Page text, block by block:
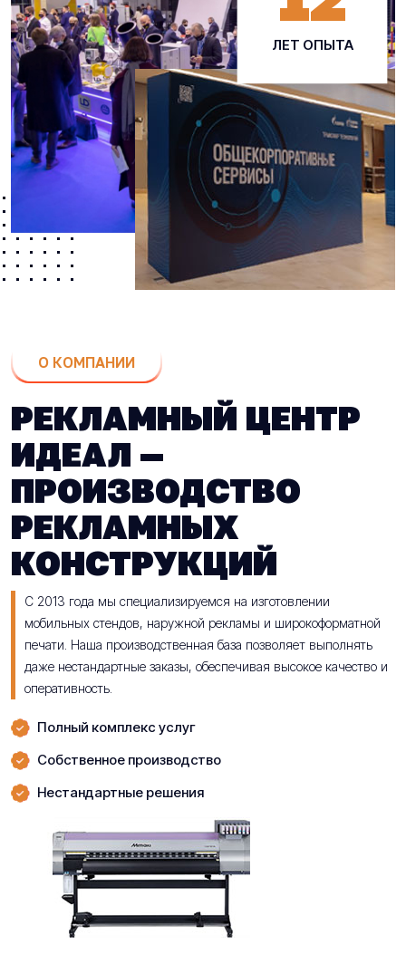
ЛЕТ ОПЫТА
О КОМПАНИИ
РЕКЛАМНЫЙ ЦЕНТР
ИДЕАЛ —
ПРОИЗВОДСТВО
РЕКЛАМНЫХ
КОНСТРУКЦИЙ
С 2013 года мы специализируемся на изготовлении
мобильных стендов, наружной рекламы и широкоформатной
печати. Наша производственная база позволяет выполнять
даже нестандартные заказы, обеспечивая высокое качество и
оперативность.
Полный комплекс услуг
Собственное производство
Нестандартные решения